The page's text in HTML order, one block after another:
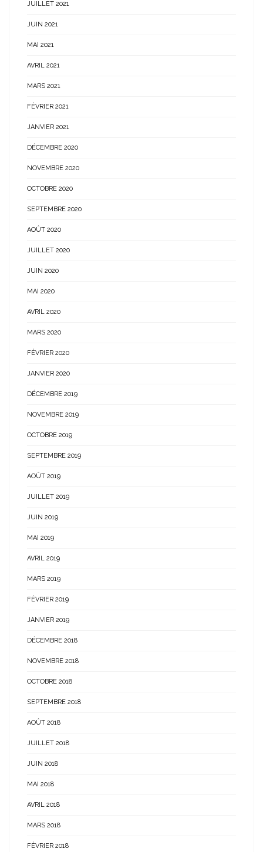
JUILLET 2021
JUIN 2021
MAI 2021
AVRIL 2021
MARS 2021
FÉVRIER 2021
JANVIER 2021
DÉCEMBRE 2020
NOVEMBRE 2020
OCTOBRE 2020
SEPTEMBRE 2020
AOÛT 2020
JUILLET 2020
JUIN 2020
MAI 2020
AVRIL 2020
MARS 2020
FÉVRIER 2020
JANVIER 2020
DÉCEMBRE 2019
NOVEMBRE 2019
OCTOBRE 2019
SEPTEMBRE 2019
AOÛT 2019
JUILLET 2019
JUIN 2019
MAI 2019
AVRIL 2019
MARS 2019
FÉVRIER 2019
JANVIER 2019
DÉCEMBRE 2018
NOVEMBRE 2018
OCTOBRE 2018
SEPTEMBRE 2018
AOÛT 2018
JUILLET 2018
JUIN 2018
MAI 2018
AVRIL 2018
MARS 2018
FÉVRIER 2018